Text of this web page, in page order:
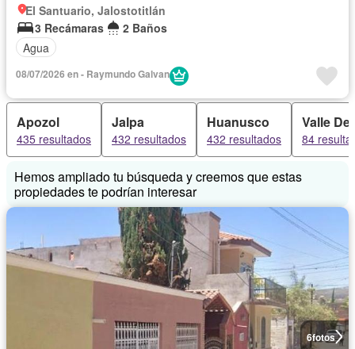
El Santuario, Jalostotitlán
3 Recámaras
2 Baños
Agua
08/07/2026 en - Raymundo Galvan
Apozol
435 resultados
Jalpa
432 resultados
Huanusco
432 resultados
Valle
84
Hemos ampliado tu búsqueda y creemos que estas
propiedades te podrían interesar
6fotos